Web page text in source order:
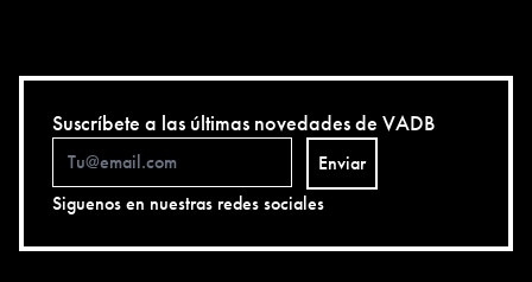
Suscríbete a las últimas novedades de VADB
Enviar
Siguenos en nuestras redes sociales